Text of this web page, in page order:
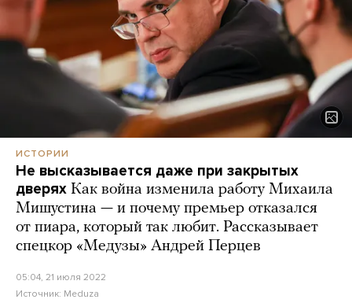
ИСТОРИИ
Не высказывается даже при закрытых
дверях Как война изменила работу Михаила
Мишустина — и почему премьер отказался
от пиара, который так любит. Рассказывает
спецкор «Медузы» Андрей Перцев
05:04, 21 июля 2022
Источник: Meduza